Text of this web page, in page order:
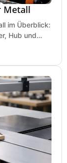
Metall
im Überblick:
Hub und